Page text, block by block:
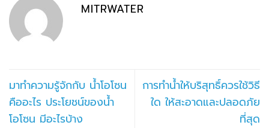
MITRWATER
มาทำความรู้จักกับ น้ำโอโซน
คืออะไร ประโยชน์ของน้ำ
โอโซน มีอะไรบ้าง
การทำน้ำให้บริสุทธิ์ควรใช้วิธี
ใด ให้สะอาดและปลอดภัย
ที่สุด